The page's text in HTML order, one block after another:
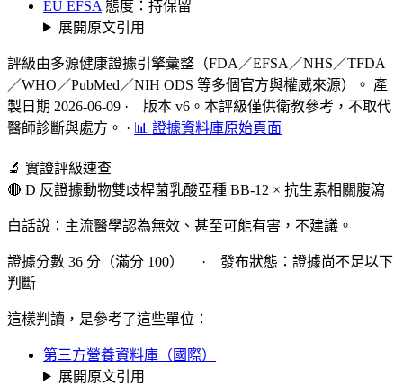
EU EFSA 態度：持保留
展開原文引用
評級由多源健康證據引擎彙整（FDA／EFSA／NHS／TFDA
／WHO／PubMed／NIH ODS 等多個官方與權威來源）。 產
製日期 2026-06-09 · 版本 v6。本評級僅供衛教參考，不取代
醫師診斷與處方。 · 📊 證據資料庫原始頁面
🔬 實證評級速查
🔴 D 反證據動物雙歧桿菌乳酸亞種 BB-12 × 抗生素相關腹瀉
白話說：主流醫學認為無效、甚至可能有害，不建議。
證據分數 36 分（滿分 100） · 發布狀態：證據尚不足以下
判斷
這樣判讀，是參考了這些單位：
第三方營養資料庫（國際）
展開原文引用